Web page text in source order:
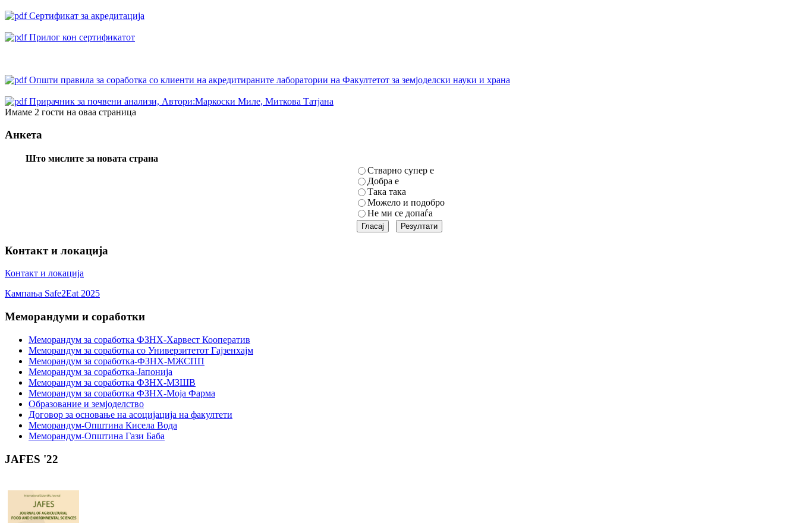
Сертификат за акредитација
Прилог кон сертификатот
Oпшти правила за соработка со клиенти на акредитираните лаборатории на Факултетот за земјоделски науки и храна
Прирачник за почвени анализи, Автори:Маркоски Миле, Миткова Татјана
Имаме 2 гости на оваа страница
Анкета
Што мислите за новата страна
Стварно супер е
Добра е
Така така
Можело и подобро
Не ми се допаѓа
Контакт и локација
Контакт и локација
Кампања Safe2Eat 2025
Меморандуми и соработки
Меморандум за соработка ФЗНХ-Харвест Кооператив
Меморандум за соработка со Универзитетот Гајзенхајм
Меморандум за соработка-ФЗНХ-МЖСПП
Меморандум за соработка-Јапонија
Меморандум за соработка ФЗНХ-МЗШВ
Меморандум за соработка ФЗНХ-Моја Фарма
Образование и земјоделство
Договор за основање на асоцијација на факултети
Меморандум-Општина Кисела Вода
Меморандум-Општина Гази Баба
JAFES '22